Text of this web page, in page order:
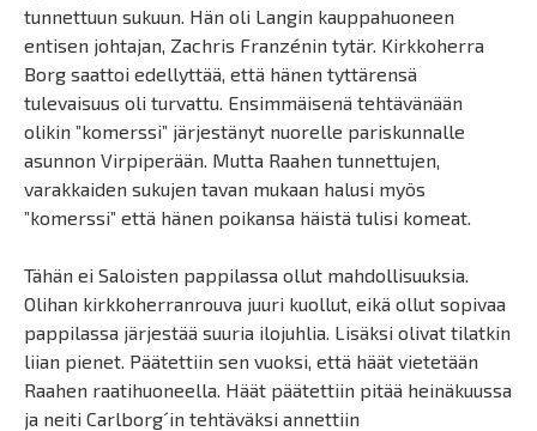
tunnettuun sukuun. Hän oli Langin kauppahuoneen
entisen johtajan, Zachris Franzénin tytär. Kirkkoherra
Borg saattoi edellyttää, että hänen tyttärensä
tulevaisuus oli turvattu. Ensimmäisenä tehtävänään
olikin ”komerssi” järjestänyt nuorelle pariskunnalle
asunnon Virpiperään. Mutta Raahen tunnettujen,
varakkaiden sukujen tavan mukaan halusi myös
”komerssi” että hänen poikansa häistä tulisi komeat.
Tähän ei Saloisten pappilassa ollut mahdollisuuksia.
Olihan kirkkoherranrouva juuri kuollut, eikä ollut sopivaa
pappilassa järjestää suuria ilojuhlia. Lisäksi olivat tilatkin
liian pienet. Päätettiin sen vuoksi, että häät vietetään
Raahen raatihuoneella. Häät päätettiin pitää heinäkuussa
ja neiti Carlborg´in tehtäväksi annettiin